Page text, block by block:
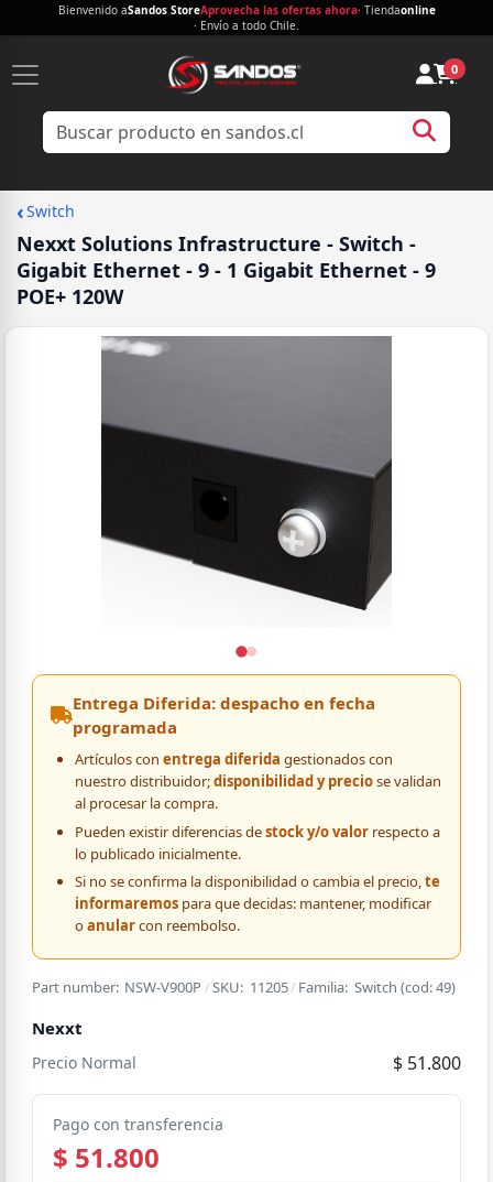
Bienvenido aSandos StoreAprovecha las ofertas ahora· Tiendaonline
· Envío a todo Chile.
0
‹Switch
Nexxt Solutions Infrastructure - Switch -
Gigabit Ethernet - 9 - 1 Gigabit Ethernet - 9
POE+ 120W
Entrega Diferida: despacho en fecha
programada
Artículos con entrega diferida gestionados con
nuestro distribuidor;disponibilidad y preciose validan
al procesar la compra.
Pueden existir diferencias destock y/o valorrespecto a
lo publicado inicialmente.
Si no se confirma la disponibilidad o cambia el precio,te
informaremospara que decidas: mantener, modificar
oanularcon reembolso.
Part number: NSW-V900P/SKU: 11205/Familia: Switch (cod:49)
Nexxt
Precio Normal $ 51.800
Pago con transferencia
$ 51.800